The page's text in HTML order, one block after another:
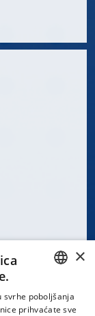
CROATIAN
×
svrhe poboljšanja
prihvaćate sve